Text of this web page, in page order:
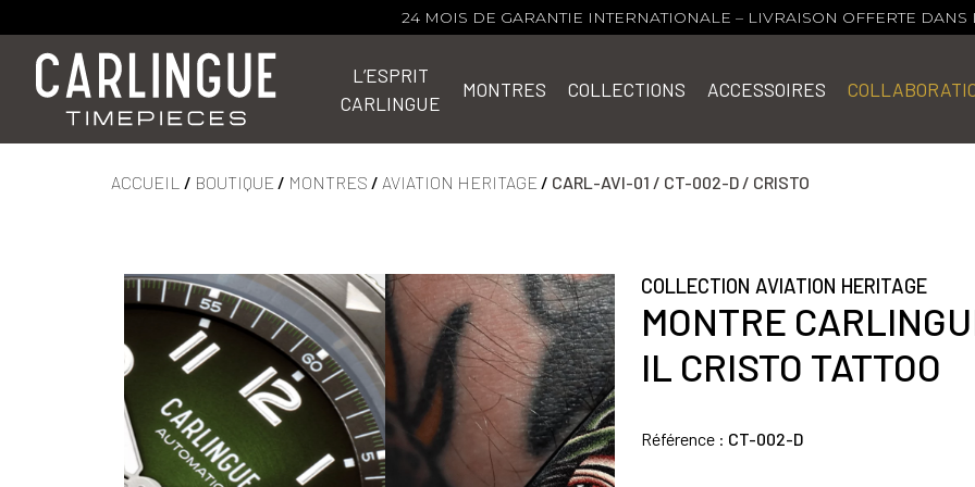
24 MOIS DE GARANTIE INTERNATIONALE – LIVRAISON OFFERTE
L’ESPRIT
CARLINGUE
MONTRES COLLECTIONS ACCESSOIRES
ACCUEIL / BOUTIQUE / MONTRES / AVIATION HERITAGE / CARL-AVI-01 / CT-002-D / CRISTO
COLLECTION AVIATION HERITAGE
MONTRE
IL CRISTO TATTOO
Référence : CT-002-D